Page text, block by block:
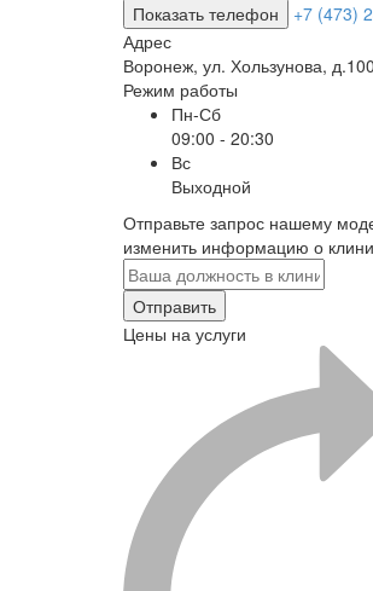
Показать телефон
+7 (473)
Адрес
Воронеж, ул. Хользунова,
Режим работы
Пн-Сб
09:00 - 20:30
Вс
Выходной
Отправьте запрос нашему
изменить информацию о
Отправить
Цены на услуги